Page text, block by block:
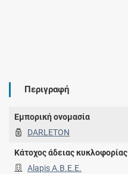
Περιγραφή
Εμπορική ονομασία
DARLETON
Κάτοχος άδειας κυκλοφορίας
Alapis A.B.E.E.